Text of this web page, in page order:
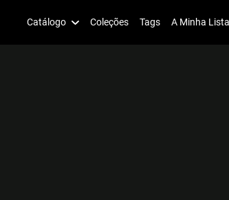
Catálogo Coleções Tags A Minha Lista